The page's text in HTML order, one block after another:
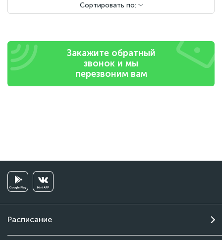
Сортировать по:
Закажите обратный
звонок и мы
перезвоним вам
Расписание